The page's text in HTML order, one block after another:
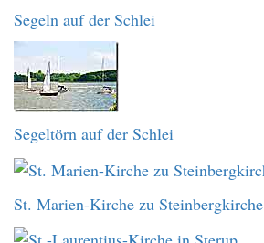
Segeln auf der Schlei
Segeltörn auf der Schlei
St. Marien-Kirche zu Steinbergkirche